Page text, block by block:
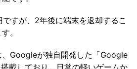
すが、2年後に端末を返却するこ
。
、Googleが独自開発した「Google